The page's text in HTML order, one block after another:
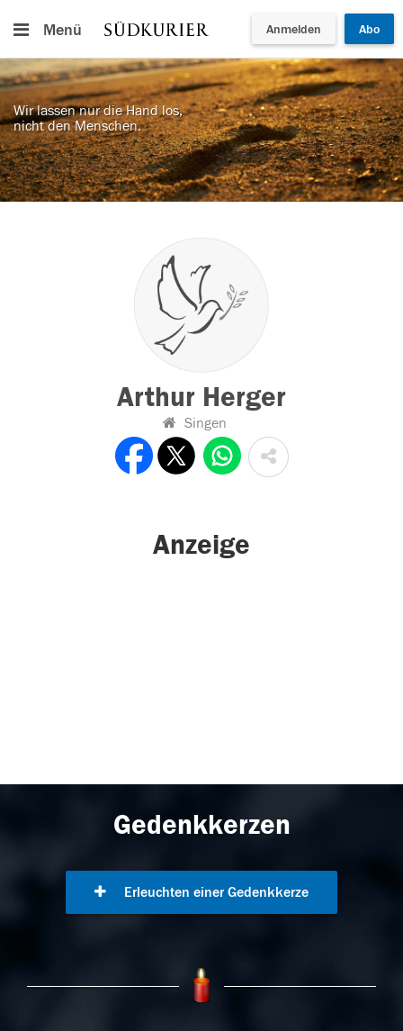
Menü Anmelden Abo
Wir lassen nur die Hand los,
nicht den Menschen.
Arthur Herger
Singen
Anzeige
Gedenkkerzen
Erleuchten einer Gedenkkerze